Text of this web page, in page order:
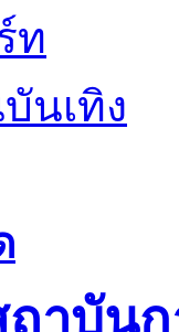
ท
นเทิง
าบันก